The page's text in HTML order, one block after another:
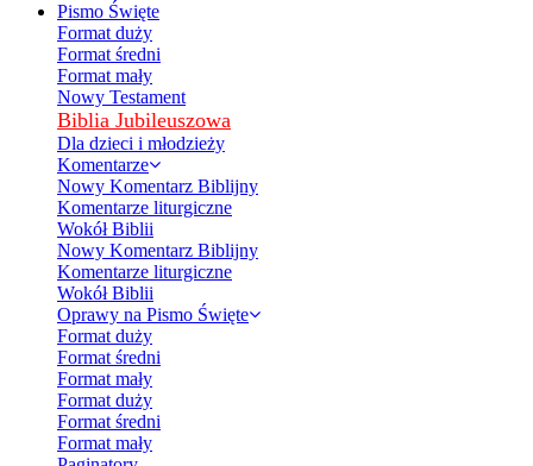
Pismo Święte
Format duży
Format średni
Format mały
Nowy Testament
Biblia Jubileuszowa
Dla dzieci i młodzieży
Komentarze
Nowy Komentarz Biblijny
Komentarze liturgiczne
Wokół Biblii
Nowy Komentarz Biblijny
Komentarze liturgiczne
Wokół Biblii
Oprawy na Pismo Święte
Format duży
Format średni
Format mały
Format duży
Format średni
Format mały